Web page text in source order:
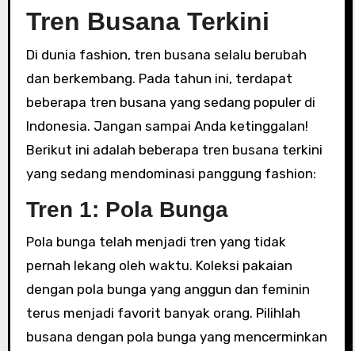
Tren Busana Terkini
Di dunia fashion, tren busana selalu berubah
dan berkembang. Pada tahun ini, terdapat
beberapa tren busana yang sedang populer di
Indonesia. Jangan sampai Anda ketinggalan!
Berikut ini adalah beberapa tren busana terkini
yang sedang mendominasi panggung fashion:
Tren 1: Pola Bunga
Pola bunga telah menjadi tren yang tidak
pernah lekang oleh waktu. Koleksi pakaian
dengan pola bunga yang anggun dan feminin
terus menjadi favorit banyak orang. Pilihlah
busana dengan pola bunga yang mencerminkan